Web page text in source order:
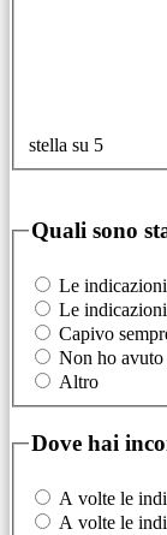
stella su 5
Quali sono
Le
Le
Capivo
Non ho
Altro
Dove hai
A volte le
A volte le